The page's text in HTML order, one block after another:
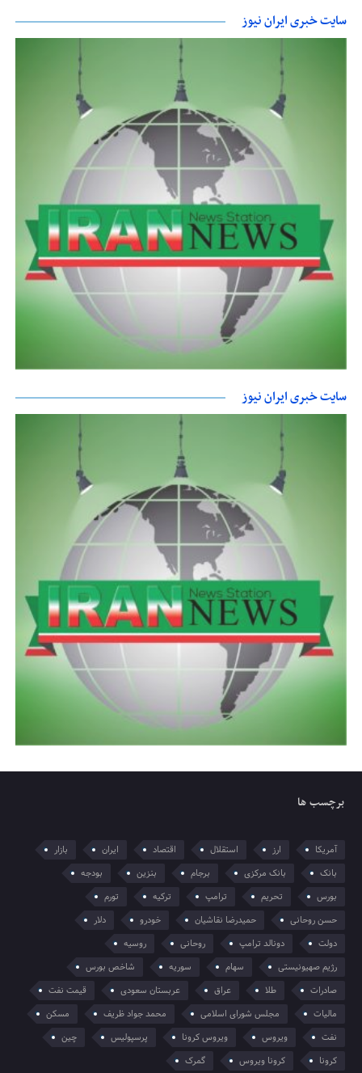
سایت خبری ایران نیوز
سایت خبری ایران نیوز
برچسب ها
آمریکا ارز استقلال اقتصاد ایران
بازار
بانک
بانک مرکزی برجام بنزین
بودجه
بورس
تحریم ترامپ ترکیه
تورم
حسن روحانی
حمیدرضا نقاشیان خودرو
دلار
دولت
دونالد ترامپ روحانی
روسیه
رژیم صهیونیستی
سهام سوریه
شاخص بورس
صادرات
طلا عراق عربستان سعودی
قیمت نفت
مالیات
مجلس شورای اسلامی محمد جواد ظریف
مسکن
نفت
ویروس ویروس کرونا پرسپولیس
چین
کرونا
کرونا ویروس گمرک